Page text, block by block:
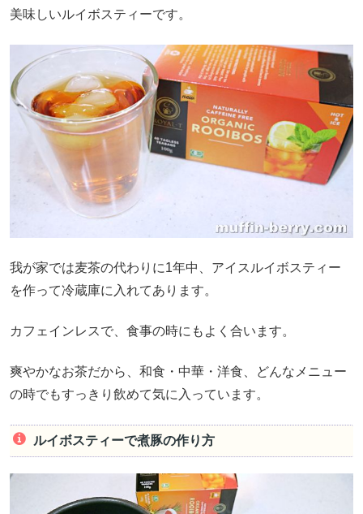
美味しいルイボスティーです。
我が家では麦茶の代わりに1年中、アイスルイボスティー
を作って冷蔵庫に入れてあります。
カフェインレスで、食事の時にもよく合います。
爽やかなお茶だから、和食・中華・洋食、どんなメニュー
の時でもすっきり飲めて気に入っています。
ルイボスティーで煮豚の作り方